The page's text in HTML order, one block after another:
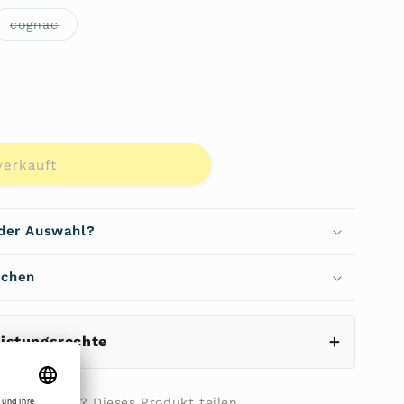
cognacVariante
ausverkauft
Auswahl?